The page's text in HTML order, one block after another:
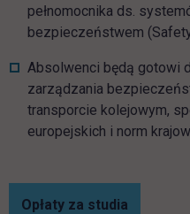
pełnomocnika ds.
bezpieczeństwem
Absolwenci będą gotowi
zarządzania
transporcie kolejowym,
europejskich i norm
Opłaty za studia